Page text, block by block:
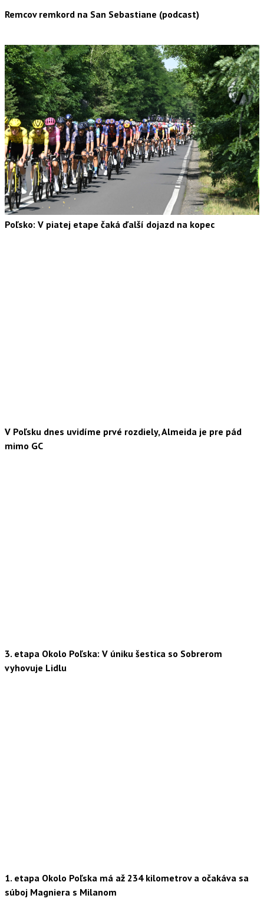
Remcov remkord na San Sebastiane (podcast)
Poľsko: V piatej etape čaká ďalší dojazd na kopec
V Poľsku dnes uvidíme prvé rozdiely, Almeida je pre pád
mimo GC
3. etapa Okolo Poľska: V úniku šestica so Sobrerom
vyhovuje Lidlu
1. etapa Okolo Poľska má až 234 kilometrov a očakáva sa
súboj Magniera s Milanom